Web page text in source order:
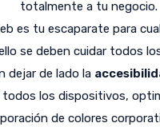
totalmente a tu negocio.
es tu escaparate para
se deben cuidar todos
dejar de lado la
los dispositivos,
de colores